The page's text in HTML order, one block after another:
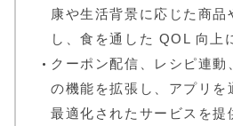
康や生活背景に応じた商品
し、食を通した QOL 向上
クーポン配信、レシピ連動
の機能を拡張し、アプリを
最適化されたサービスを提